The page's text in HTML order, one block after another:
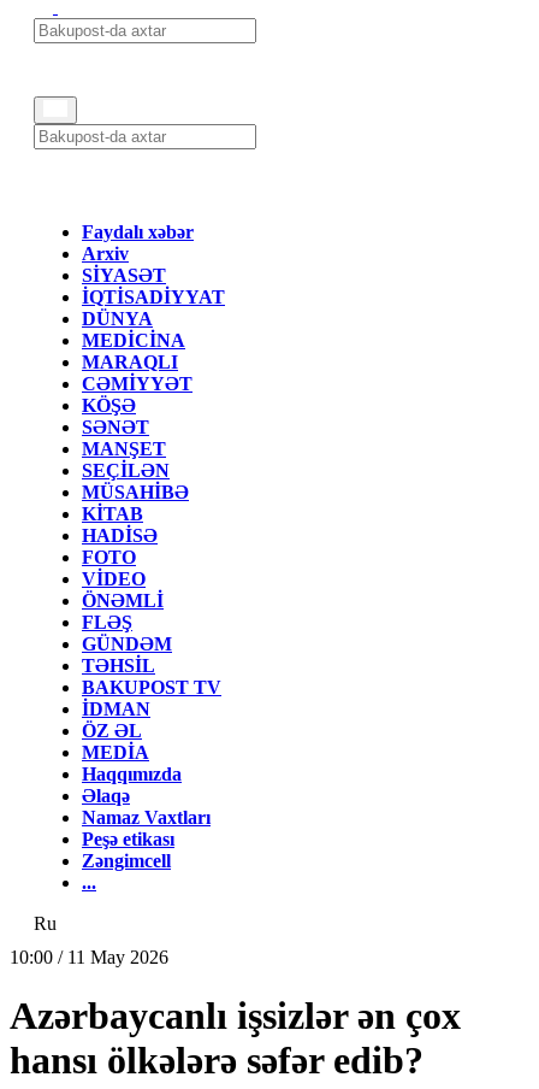
Faydalı xəbər
Arxiv
SİYASƏT
İQTİSADİYYAT
DÜNYA
MEDİCİNA
MARAQLI
CƏMİYYƏT
KÖŞƏ
SƏNƏT
MANŞET
SEÇİLƏN
MÜSAHİBƏ
KİTAB
HADİSƏ
FOTO
VİDEO
ÖNƏMLİ
FLƏŞ
GÜNDƏM
TƏHSİL
BAKUPOST TV
İDMAN
ÖZ ƏL
MEDİA
Haqqımızda
Əlaqə
Namaz Vaxtları
Peşə etikası
Zəngimcell
...
Ru
10:00 / 11 May 2026
Azərbaycanlı işsizlər ən çox
hansı ölkələrə səfər edib?